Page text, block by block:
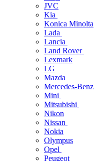
JVC
Kia
Konica Minolta
Lada
Lancia
Land Rover
Lexmark
LG
Mazda
Mercedes-Benz
Mini
Mitsubishi
Nikon
Nissan
Nokia
Olympus
Opel
Peugeot